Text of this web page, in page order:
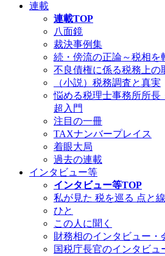
連載
連載TOP
八面鏡
裁決事例集
続・傍流の正論～税相を
不良債権に係る税務上の
（小説）税務調査と真実
悩める税理士事務所所
超入門
注目の一冊
TAXナンバープレイス
着眼大局
過去の連載
インタビュー等
インタビュー等TOP
私が見た 税を巡る 点と線
ひと
この人に聞く
財務相のインタビュー・
国税庁長官のインタビュ